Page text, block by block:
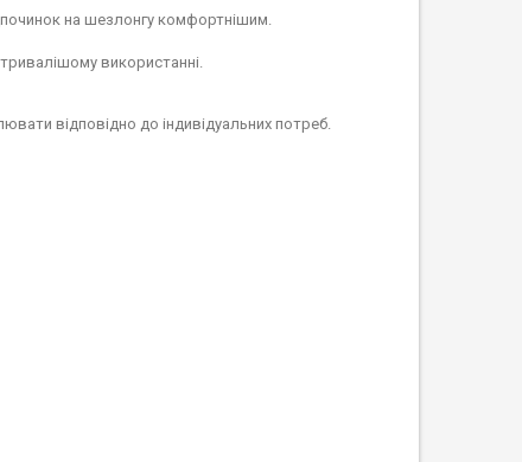
на шезлонгу комфортнішим.
використанні.
відповідно до індивідуальних потреб.